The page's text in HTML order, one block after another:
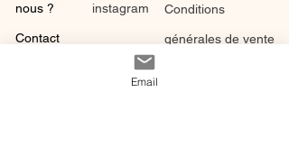
nous ?
Contact
instagram Conditions
générales de vente
Email